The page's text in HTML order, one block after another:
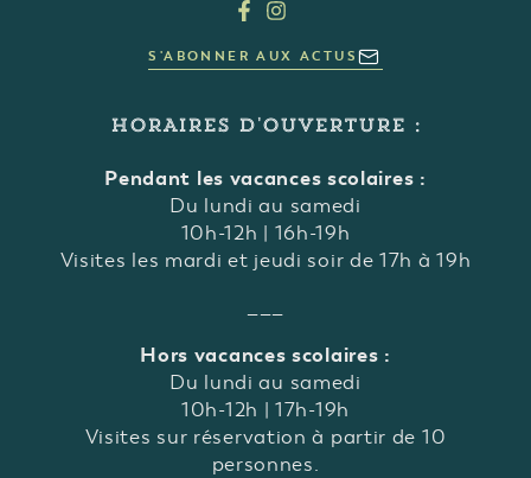
S'ABONNER AUX ACTUS
HORAIRES D'OUVERTURE :
Pendant les vacances scolaires :
Du lundi au samedi
10h-12h | 16h-19h
Visites les mardi et jeudi soir de 17h à 19h
Hors vacances scolaires :
Du lundi au samedi
10h-12h | 17h-19h
Visites sur réservation à partir de 10
personnes.